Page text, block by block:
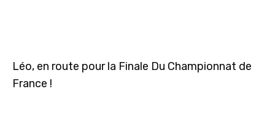
Léo, en route pour la Finale Du Championnat de
France !